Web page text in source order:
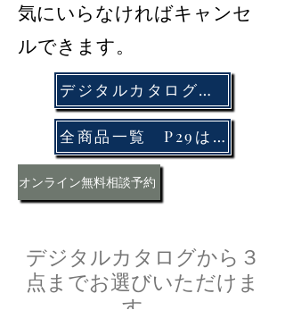
​気にいらなければキャンセ
ルできます。
デジタルカタログはこちら​をクリック
​全商品一覧 P29はこちらから
オンライン無料相談予約
デジタルカタログから３
点までお選びいただけま